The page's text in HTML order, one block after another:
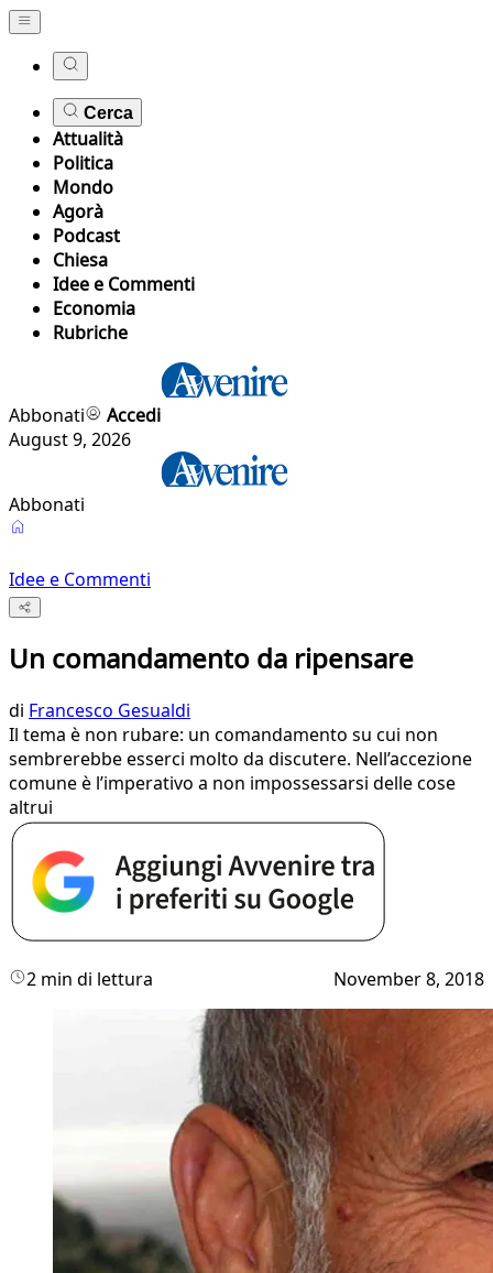
Cerca
Attualità
Politica
Mondo
Agorà
Podcast
Chiesa
Idee e Commenti
Economia
Rubriche
Abbonati
Accedi
August 9, 2026
Abbonati
Idee e Commenti
Un comandamento da ripensare
di Francesco Gesualdi
Il tema è non rubare: un comandamento su cui non
sembrerebbe esserci molto da discutere. Nell’accezione
comune è l’imperativo a non impossessarsi delle cose
altrui
2 min di lettura November 8, 2018